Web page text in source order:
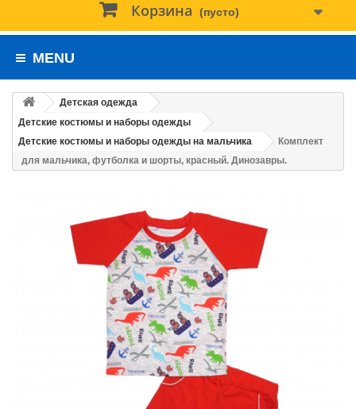
Корзина (пусто)
MENU
Детская одежда
Детские костюмы и наборы одежды
Детские костюмы и наборы одежды на мальчика
Комплект
для мальчика, футболка и шорты, красный. Динозавры.